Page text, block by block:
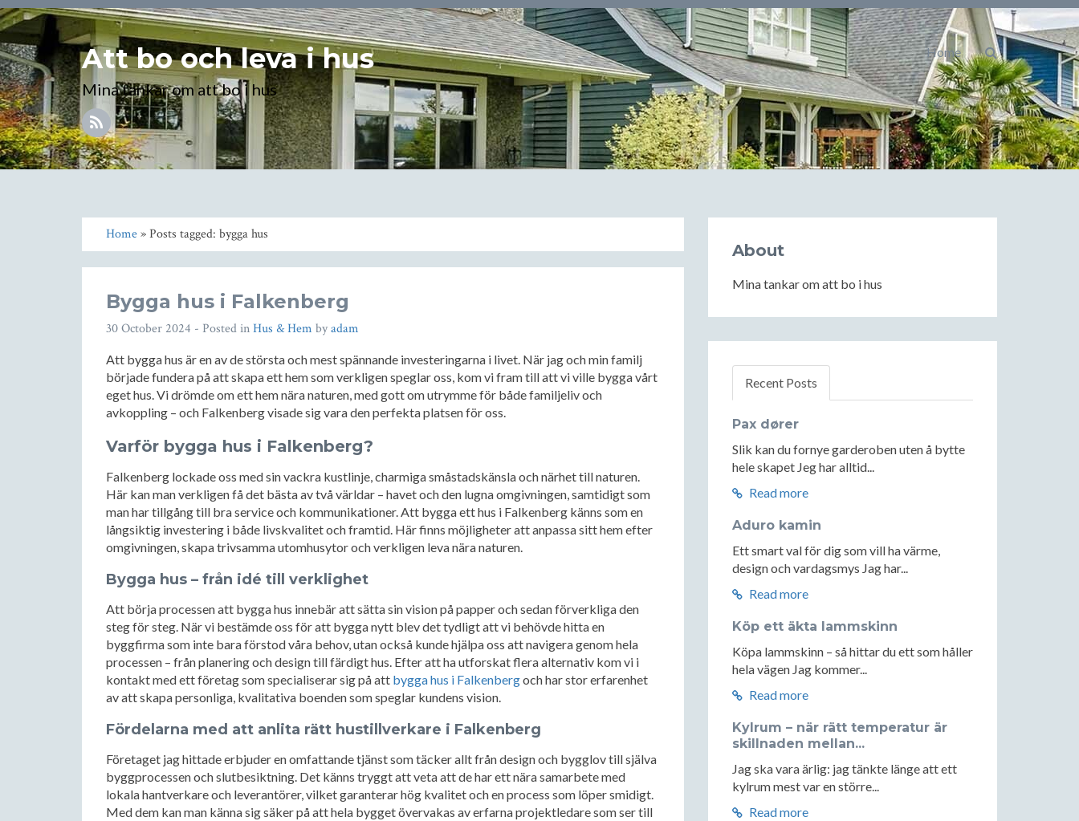
Att bo och leva i hus
Mina tankar om att bo i hus
Home
Home» Posts tagged: bygga hus
Bygga hus i Falkenberg
30 October 2024 - Posted inHus & Hem byadam
Att bygga hus är en av de största och mest spännande investeringarna i livet. När jag och min familj
började fundera på att skapa ett hem som verkligen speglar oss, kom vi fram till att vi ville bygga vårt
eget hus. Vi drömde om ett hem nära naturen, med gott om utrymme för både familjeliv och
avkoppling – och Falkenberg visade sig vara den perfekta platsen för oss.
Varför bygga hus i Falkenberg?
Falkenberg lockade oss med sin vackra kustlinje, charmiga småstadskänsla och närhet till naturen.
Här kan man verkligen få det bästa av två världar – havet och den lugna omgivningen, samtidigt som
man har tillgång till bra service och kommunikationer. Att bygga ett hus i Falkenberg känns som en
långsiktig investering i både livskvalitet och framtid. Här finns möjligheter att anpassa sitt hem efter
omgivningen, skapa trivsamma utomhusytor och verkligen leva nära naturen.
Bygga hus – från idé till verklighet
Att börja processen att bygga hus innebär att sätta sin vision på papper och sedan förverkliga den
steg för steg. När vi bestämde oss för att bygga nytt blev det tydligt att vi behövde hitta en
byggfirma som inte bara förstod våra behov, utan också kunde hjälpa oss att navigera genom hela
processen – från planering och design till färdigt hus. Efter att ha utforskat flera alternativ kom vi i
kontakt med ett företag som specialiserar sig på att bygga hus i Falkenbergoch har stor erfarenhet
av att skapa personliga, kvalitativa boenden som speglar kundens vision.
Fördelarna med att anlita rätt hustillverkare i Falkenberg
Företaget jag hittade erbjuder en omfattande tjänst som täcker allt från design och bygglov till själva
byggprocessen och slutbesiktning. Det känns tryggt att veta att de har ett nära samarbete med
lokala hantverkare och leverantörer, vilket garanterar hög kvalitet och en process som löper smidigt.
Med dem kan man känna sig säker på att hela bygget övervakas av erfarna projektledare som ser till
About
Mina tankar om att bo i hus
Recent Posts
Pax dører
Slik kan du fornye garderoben uten å bytte
hele skapet Jeg har alltid...
Read more
Aduro kamin
Ett smart val för dig som vill ha värme,
design och vardagsmys Jag har...
Read more
Köp ett äkta lammskinn
Köpa lammskinn – så hittar du ett som håller
hela vägen Jag kommer...
Read more
Kylrum – när rätt temperatur är
skillnaden mellan...
Jag ska vara ärlig: jag tänkte länge att ett
kylrum mest var en större...
Read more